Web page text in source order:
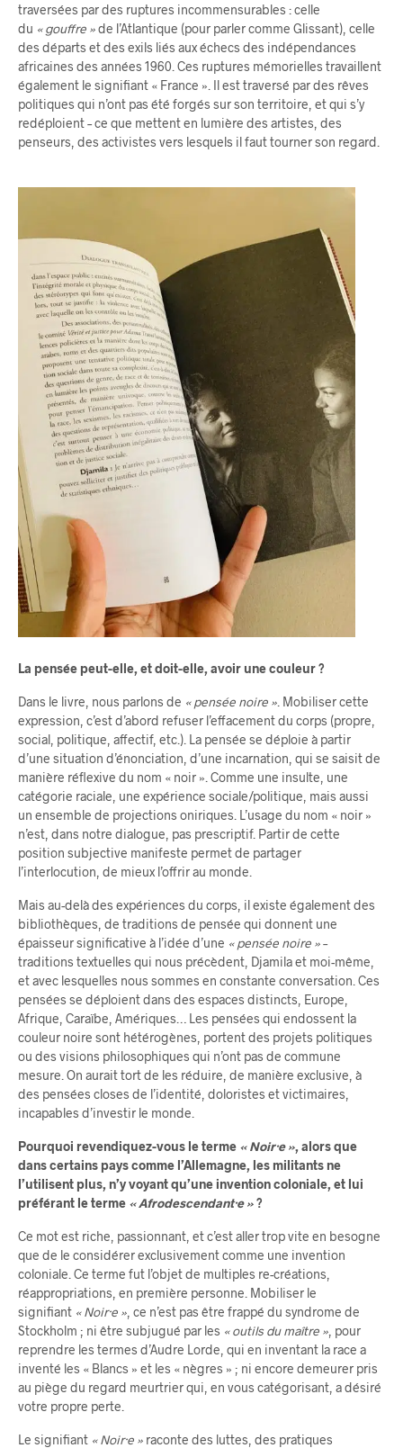
traversées par des ruptures incommensurables : celle
du « gouffre »de l’Atlantique (pour parler comme Glissant), celle
des départs et des exils liés aux échecs des indépendances
africaines des années 1960. Ces ruptures mémorielles travaillent
également le signifiant « France ». Il est traversé par des rêves
politiques qui n’ont pas été forgés sur son territoire, et qui s’y
redéploient – ce que mettent en lumière des artistes, des
penseurs, des activistes vers lesquels il faut tourner son regard.
La pensée peut-elle, et doit-elle, avoir une couleur ?
Dans le livre, nous parlons de « pensée noire » . Mobiliser cette
expression, c’est d’abord refuser l’effacement du corps (propre,
social, politique, affectif, etc.). La pensée se déploie à partir
d’une situation d’énonciation, d’une incarnation, qui se saisit de
manière réflexive du nom « noir ». Comme une insulte, une
catégorie raciale, une expérience sociale/politique, mais aussi
un ensemble de projections oniriques. L’usage du nom « noir »
n’est, dans notre dialogue, pas prescriptif. Partir de cette
position subjective manifeste permet de partager
l’interlocution, de mieux l’offrir au monde.
Mais au-delà des expériences du corps, il existe également des
bibliothèques, de traditions de pensée qui donnent une
épaisseur significative à l’idée d’une « pensée noire »–
traditions textuelles qui nous précèdent, Djamila et moi-même,
et avec lesquelles nous sommes en constante conversation. Ces
pensées se déploient dans des espaces distincts, Europe,
Afrique, Caraïbe, Amériques… Les pensées qui endossent la
couleur noire sont hétérogènes, portent des projets politiques
ou des visions philosophiques qui n’ont pas de commune
mesure. On aurait tort de les réduire, de manière exclusive, à
des pensées closes de l’identité, doloristes et victimaires,
incapables d’investir le monde.
Pourquoi revendiquez-vous le terme « Noir·e », alors que
dans certains pays comme l’Allemagne, les militants ne
l’utilisent plus, n’y voyant qu’une invention coloniale, et lui
préférant le terme « Afrodescendant·e »?
Ce mot est riche, passionnant, et c’est aller trop vite en besogne
que de le considérer exclusivement comme une invention
coloniale. Ce terme fut l’objet de multiples re-créations,
réappropriations, en première personne. Mobiliser le
signifiant « Noir·e » , ce n’est pas être frappé du syndrome de
Stockholm ; ni être subjugué par les « outils du maître » , pour
reprendre les termes d’Audre Lorde, qui en inventant la race a
inventé les « Blancs » et les « nègres » ; ni encore demeurer pris
au piège du regard meurtrier qui, en vous catégorisant, a désiré
votre propre perte.
Le signifiant « Noir·e » raconte des luttes, des pratiques